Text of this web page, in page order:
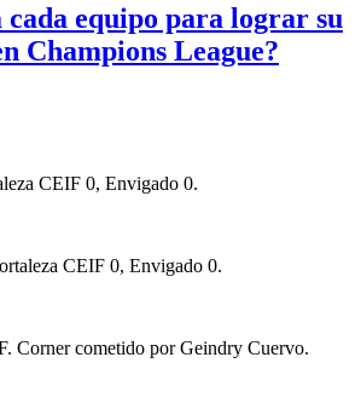
cada equipo para lograr su
Champions League?
CEIF 0, Envigado 0.
CEIF 0, Envigado 0.
Corner cometido por Geindry Cuervo.